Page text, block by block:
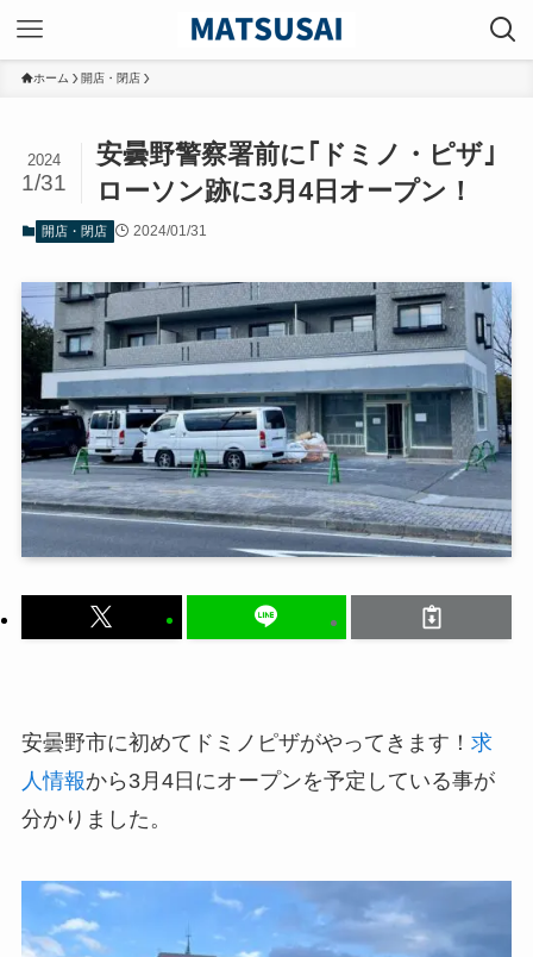
ホーム 開店・閉店
安曇野警察署前に｢ドミノ・ピザ｣
ローソン跡に3月4日オープン！
2024
1/31
開店・閉店 2024/01/31
安曇野市に初めてドミノピザがやってきます！ 求
人情報から3月4日にオープンを予定している事が
分かりました。